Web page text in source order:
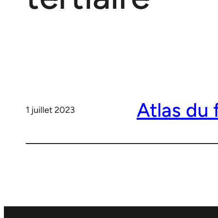
1 juillet 2023 Atlas du